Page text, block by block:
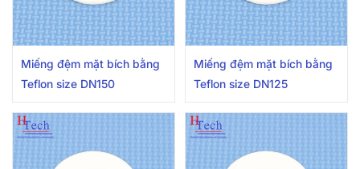
Miếng đệm mặt bích bằng
Teflon size DN150
Miếng đệm mặt bích bằng
Teflon size DN125